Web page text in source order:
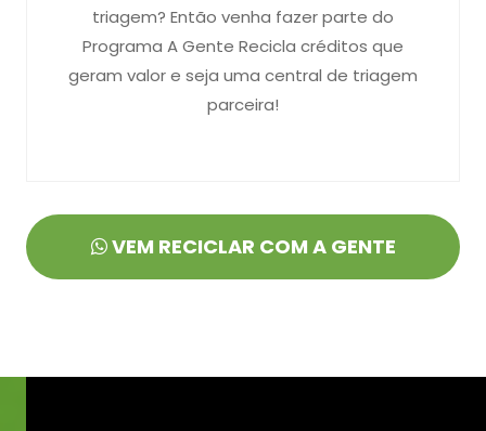
triagem? Então venha fazer parte do
Programa A Gente Recicla créditos que
geram valor e seja uma central de triagem
parceira!
VEM RECICLAR COM A GENTE